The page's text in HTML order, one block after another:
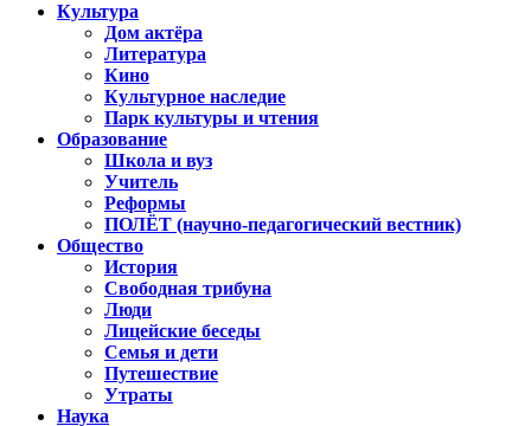
Культура
Дом актёра
Литература
Кино
Культурное наследие
Парк культуры и чтения
Образование
Школа и вуз
Учитель
Реформы
ПОЛЁТ (научно-педагогический вестник)
Общество
История
Свободная трибуна
Люди
Лицейские беседы
Семья и дети
Путешествие
Утраты
Наука